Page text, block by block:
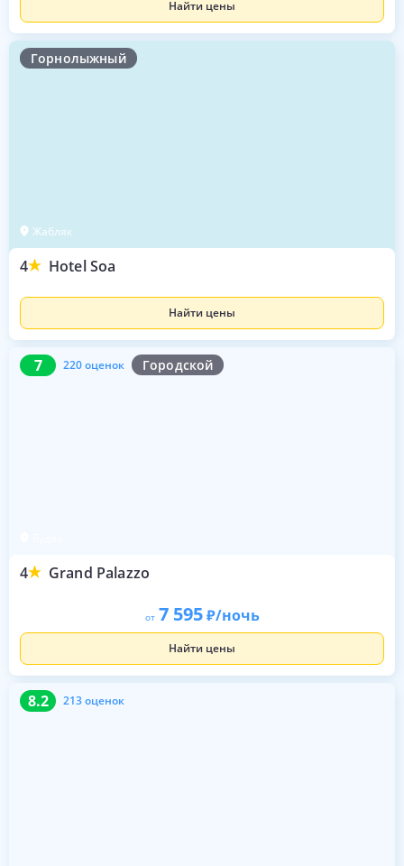
Найти цены
Горнолыжный
Жабляк
4 Hotel Soa
Найти цены
7 220 оценок Городской
4 Grand Palazzo
7 220 оценок
от 7 595 /ночь
Найти цены
8.2 213 оценок
8.2 213 оценок